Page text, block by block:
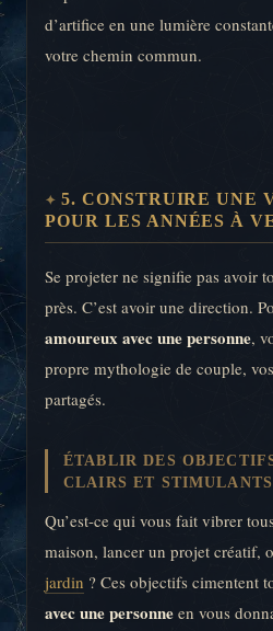
d’artifice en une lumière
votre chemin commun.
5. CONSTRUIRE UNE
POUR LES ANNÉES À
Se projeter ne signifie pas avoir
près. C’est avoir une direction.
amoureux avec une personne,
propre mythologie de couple,
partagés.
ÉTABLIR DES
CLAIRS ET STIMULANTS
Qu’est-ce qui vous fait vibrer
maison, lancer un projet créatif,
jardin ? Ces objectifs cimentent
avec une personne en vous